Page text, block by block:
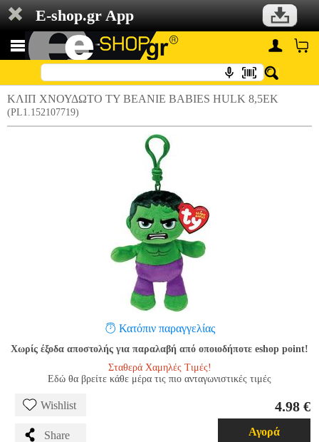
E-shop.gr App
ΚΛΙΠ ΧΝΟΥΔΩΤΟ TY BEANIE BABIES HULK 8,5ΕΚ
(PL1.152107719)
Κατόπιν παραγγελίας
Χωρίς έξοδα αποστολής για παραλαβή από οποιοδήποτε eshop point!
Σταθερά Χαμηλές Τιμές!
Εδώ θα βρείτε κάθε μέρα τις πιο ανταγωνιστικές τιμές
Wishlist
Share
4.98 €
Αγορά